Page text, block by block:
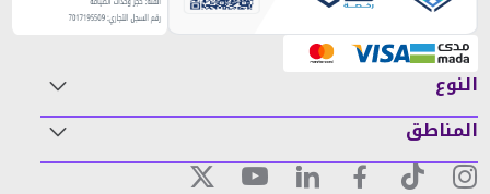
النوع
المناطق